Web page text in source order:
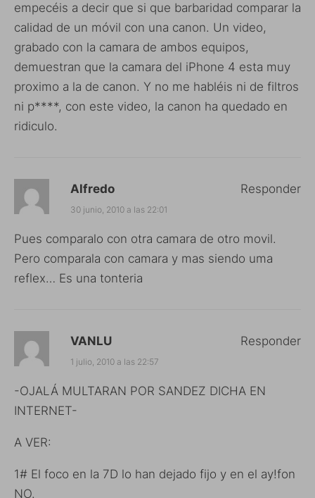
empecéis a decir que si que barbaridad comparar la
calidad de un móvil con una canon. Un video,
grabado con la camara de ambos equipos,
demuestran que la camara del iPhone 4 esta muy
proximo a la de canon. Y no me habléis ni de filtros
ni p****, con este video, la canon ha quedado en
ridiculo.
Alfredo
30 junio, 2010 a las 22:01
Pues comparalo con otra camara de otro movil.
Pero comparala con camara y mas siendo uma
reflex… Es una tonteria
Responder
VANLU
1 julio, 2010 a las 22:57
-OJALÁ MULTARAN POR SANDEZ DICHA EN
INTERNET-
A VER:
1# El foco en la 7D lo han dejado fijo y en el ay!fon
NO.
Responder